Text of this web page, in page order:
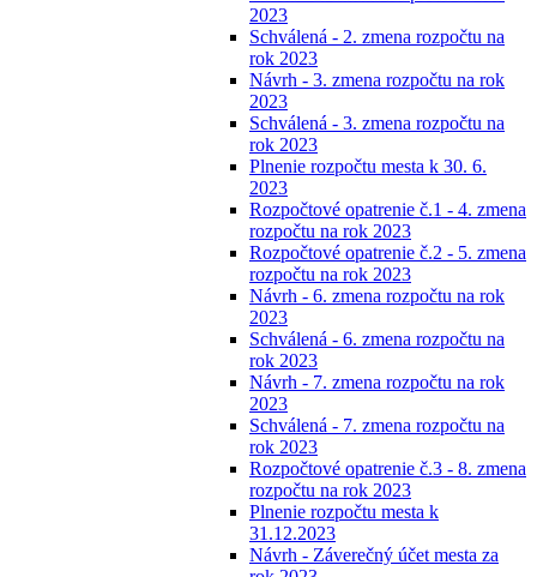
2023
Schválená - 2. zmena rozpočtu na
rok 2023
Návrh - 3. zmena rozpočtu na rok
2023
Schválená - 3. zmena rozpočtu na
rok 2023
Plnenie rozpočtu mesta k 30. 6.
2023
Rozpočtové opatrenie č.1 - 4. zmena
rozpočtu na rok 2023
Rozpočtové opatrenie č.2 - 5. zmena
rozpočtu na rok 2023
Návrh - 6. zmena rozpočtu na rok
2023
Schválená - 6. zmena rozpočtu na
rok 2023
Návrh - 7. zmena rozpočtu na rok
2023
Schválená - 7. zmena rozpočtu na
rok 2023
Rozpočtové opatrenie č.3 - 8. zmena
rozpočtu na rok 2023
Plnenie rozpočtu mesta k
31.12.2023
Návrh - Záverečný účet mesta za